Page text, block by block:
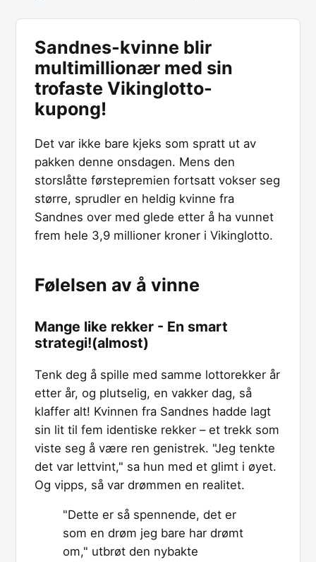
Sandnes-kvinne blir
multimillionær med sin
trofaste Vikinglotto-
kupong!
Det var ikke bare kjeks som spratt ut av
pakken denne onsdagen. Mens den
storslåtte førstepremien fortsatt vokser seg
større, sprudler en heldig kvinne fra
Sandnes over med glede etter å ha vunnet
frem hele 3,9 millioner kroner i Vikinglotto.
Følelsen av å vinne
Mange like rekker - En smart
strategi!(almost)
Tenk deg å spille med samme lottorekker år
etter år, og plutselig, en vakker dag, så
klaffer alt! Kvinnen fra Sandnes hadde lagt
sin lit til fem identiske rekker – et trekk som
viste seg å være ren genistrek. "Jeg tenkte
det var lettvint," sa hun med et glimt i øyet.
Og vipps, så var drømmen en realitet.
"Dette er så spennende, det er
som en drøm jeg bare har drømt
om," utbrøt den nybakte